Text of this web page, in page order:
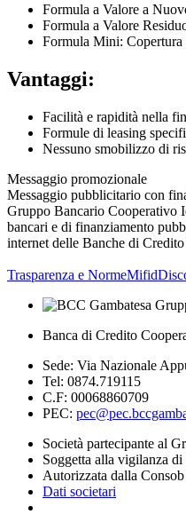
Formula a Valore a
Formula a Valore
Formula Mini: Copertura
Vantaggi:
Facilità e rapidità nella
Formule di leasing
Nessuno smobilizzo di
Messaggio promozionale
Messaggio pubblicitario con
Gruppo Bancario Cooperativo
bancari e di finanziamento
internet delle Banche di
Trasparenza e NormeMifid
Banca di Credito
Sede: Via Nazionale
Tel: 0874.719115
C.F: 00068860709
PEC:
Società partecipante al
Soggetta alla vigilanza
Autorizzata dalla
Dati societari